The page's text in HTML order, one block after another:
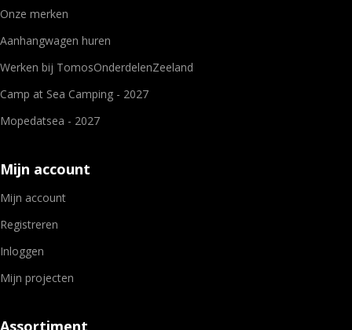
Onze merken
Aanhangwagen huren
Werken bij TomosOnderdelenZeeland
Camp at Sea Camping - 2027
Mopedatsea - 2027
Mijn account
Mijn account
Registreren
Inloggen
Mijn projecten
Assortiment